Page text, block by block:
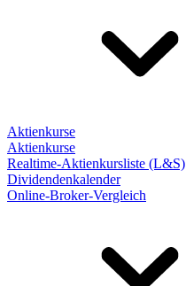
Aktienkurse
Aktienkurse
Realtime-Aktienkursliste (L&S)
Dividendenkalender
Online-Broker-Vergleich